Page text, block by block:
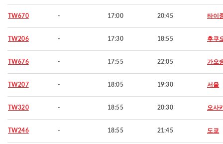
TW670 - 17:00 20:45 타이
TW206 - 17:30 18:55 후쿠
TW676 - 17:55 22:05 가오
TW207 - 18:05 19:30 서울
TW320 - 18:55 20:30 오사
TW246 - 18:55 21:45 도쿄